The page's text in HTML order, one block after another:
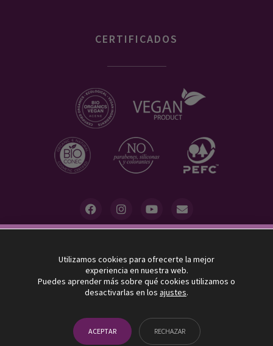
CERTIFICADOS
UVAS FRESCAS destina el 5% de sus beneficios a la asociación
"Menores con Cáncer"
CONDICIONES DE VENTA
COOKIES AJUSTES
Utilizamos cookies para ofrecerte la mejor
experiencia en nuestra web.
Puedes aprender más sobre qué cookies utilizamos o
desactivarlas en los ajustes.
ACEPTAR RECHAZAR
SUSCRÍBETE Y BENEFÍCIATE DE UN 10% EN TU PRIMER
PEDIDO EN NUESTRA TIENDA ONLINE
¡SUSCRÍBETE!